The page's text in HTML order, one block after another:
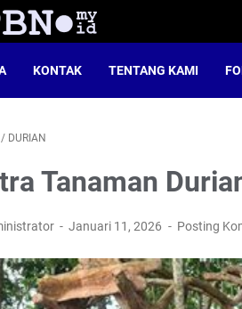
KONTAK TENTANG KAMI
/ DURIAN
Tanaman
Januari 11, 2026 Posting